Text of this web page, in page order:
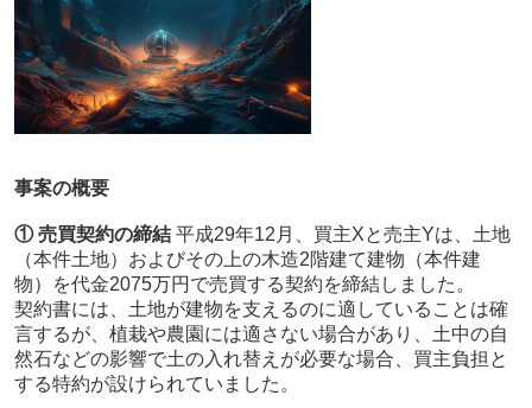
事案の概要
① 売買契約の締結平成29年12月、買主Xと売主Yは、土地
（本件土地）およびその上の木造2階建て建物（本件建
物）を代金2075万円で売買する契約を締結しました。
契約書には、土地が建物を支えるのに適していることは確
言するが、植栽や農園には適さない場合があり、土中の自
然石などの影響で土の入れ替えが必要な場合、買主負担と
する特約が設けられていました。